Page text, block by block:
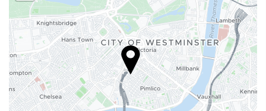
Nahrungsmittel und Getränke
Bar
Internet
Kostenloses Wi-Fi